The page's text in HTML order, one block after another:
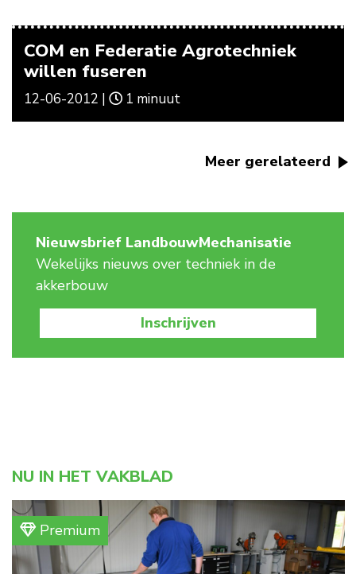
COM en Federatie Agrotechniek
willen fuseren
12-06-2012 | 1 minuut
Meer gerelateerd
Nieuwsbrief LandbouwMechanisatie
Wekelijks nieuws over techniek in de
akkerbouw
Inschrijven
NU IN HET VAKBLAD
Premium